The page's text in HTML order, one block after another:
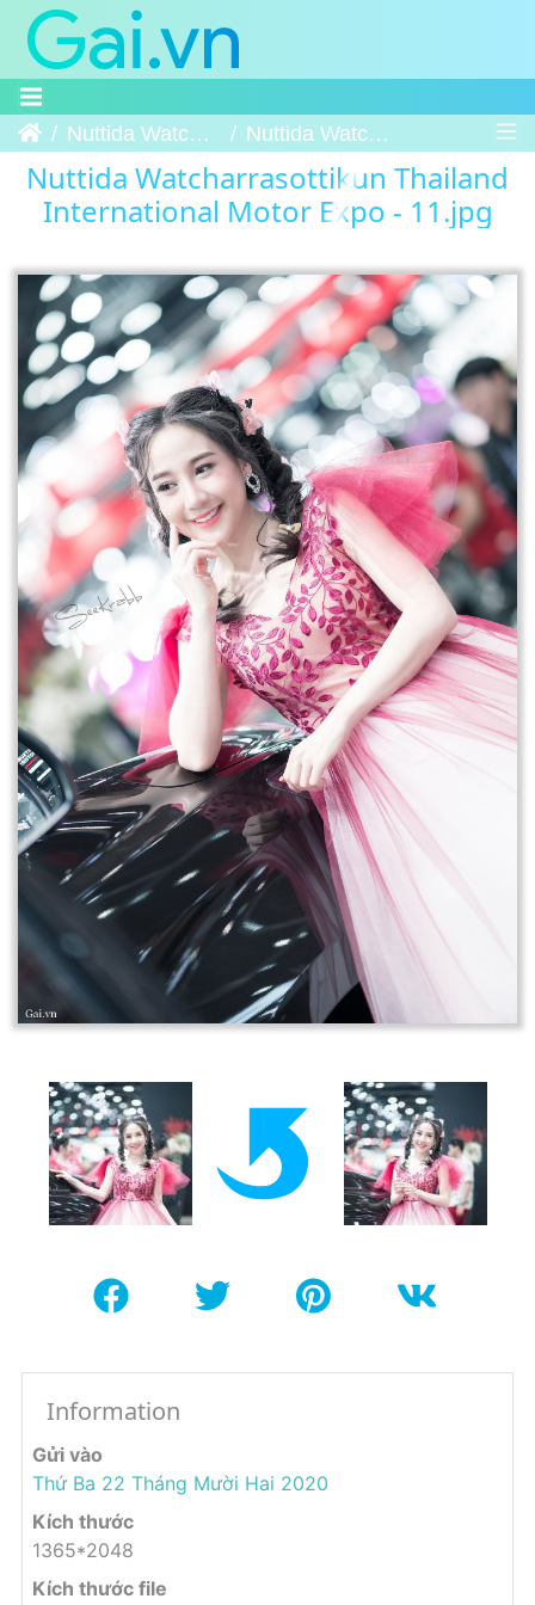
Trang chủNuttida Watcharrasottikun Thailand International Motor Expo Nuttida Watcharrasottikun Thailand International Motor Expo - 11
Nuttida Watcharrasottikun Thailand
International Motor Expo - 11.jpg
Information
Gửi vào
Thứ Ba 22 Tháng Mười Hai 2020
Kích thước
1365*2048
Kích thước file